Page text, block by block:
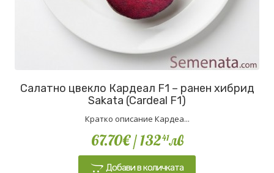
Салатно цвекло Кардеал F1 – ранен хибрид
Sakata (Cardeal F1)
Кратко описание Кардеа...
67.70€/ 13241лв
Добави в количката